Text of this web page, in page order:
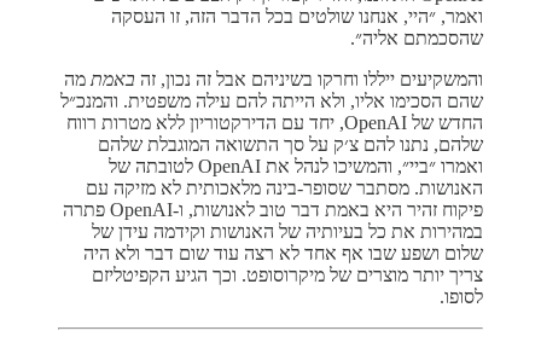
ואמר, ״היי, אנחנו שולטים בכל הדבר הזה, זו העסקה
שהסכמתם אליה״.
והמשקיעים ייללו וחרקו בשיניהם אבל זה נכון, זה באמת מה
שהם הסכימו אליו, ולא הייתה להם עילה משפטית. והמנכ״ל
החדש של OpenAI, יחד עם הדירקטוריון ללא מטרות רווח
שלהם, נתנו להם צ׳ק על סך התשואה המוגבלת שלהם
ואמרו ״ביי״, והמשיכו לנהל את OpenAI לטובתה של
האנושות. מסתבר שסופר-בינה מלאכותית לא מזיקה עם
פיקוח זהיר היא באמת דבר טוב לאנושות, ו-OpenAI פתרה
במהירות את כל בעיותיה של האנושות וקידמה עידן של
שלום ושפע שבו אף אחד לא רצה עוד שום דבר ולא היה
צריך יותר מוצרים של מיקרוסופט. וכך הגיע הקפיטליזם
לסופו.